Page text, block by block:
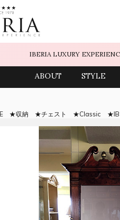
IBERIA LUXURY
ABOUT STYLE
収納 チェスト Classic